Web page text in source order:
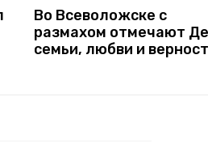
Во Всеволожске с
размахом отмечают
семьи, любви и